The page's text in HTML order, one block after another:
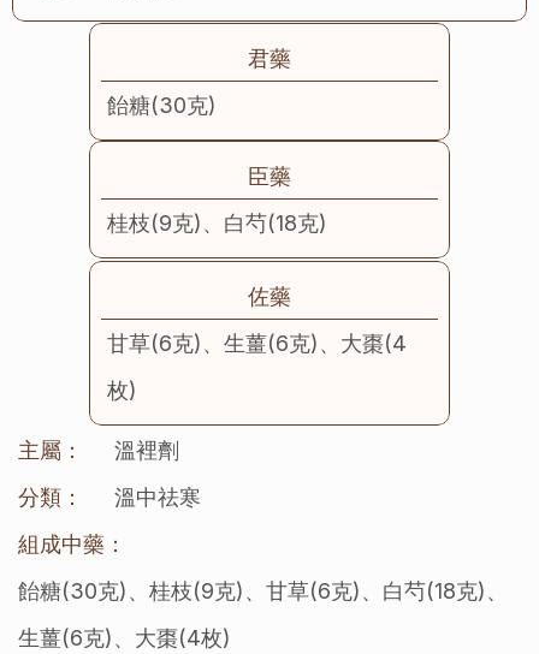
君藥
飴糖(30克)
臣藥
桂枝(9克)、白芍(18克)
佐藥
甘草(6克)、生薑(6克)、大棗(4
枚)
主屬：
溫裡劑
分類：
溫中祛寒
組成中藥：
飴糖(30克)、桂枝(9克)、甘草(6克)、白芍(18克)、
生薑(6克)、大棗(4枚)